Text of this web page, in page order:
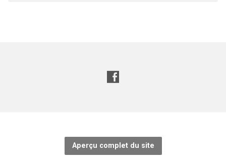
Aperçu complet du site